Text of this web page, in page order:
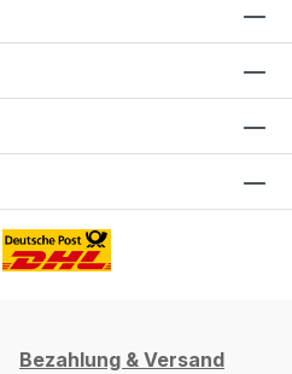
Bezahlung & Versand